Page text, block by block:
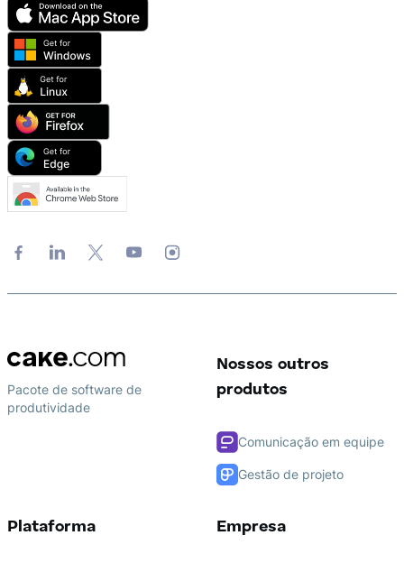
Pacote de software de
produtividade
Nossos outros
produtos
Comunicação em equipe
Gestão de projeto
Plataforma Empresa